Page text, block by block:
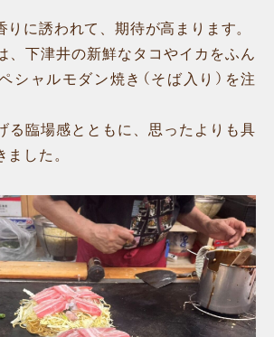
りに誘われて、期待が高まります。
、下津井の新鮮なタコやイカをふん
シャルモダン焼き（そば入り）を注
る臨場感とともに、思ったよりも具
した。